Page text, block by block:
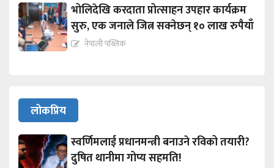
भोलिदेखि करदाता प्रोत्साहन उपहार कार्यक्रम
सुरु, एक जनाले जित्न सक्नेछन् १० लाख रुपैयाँ
नेपाली पब्लिक
लोकप्रिय
स्वर्णिमलाई प्रधानमन्त्री बनाउने रविको तयारी?
दुषित थानीमा गोप्य सहमति!